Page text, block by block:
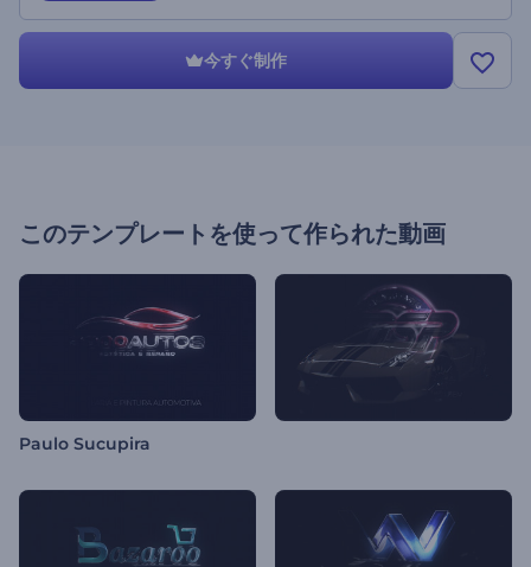
今すぐ制作
このテンプレートを使って作られた動画
Paulo Sucupira